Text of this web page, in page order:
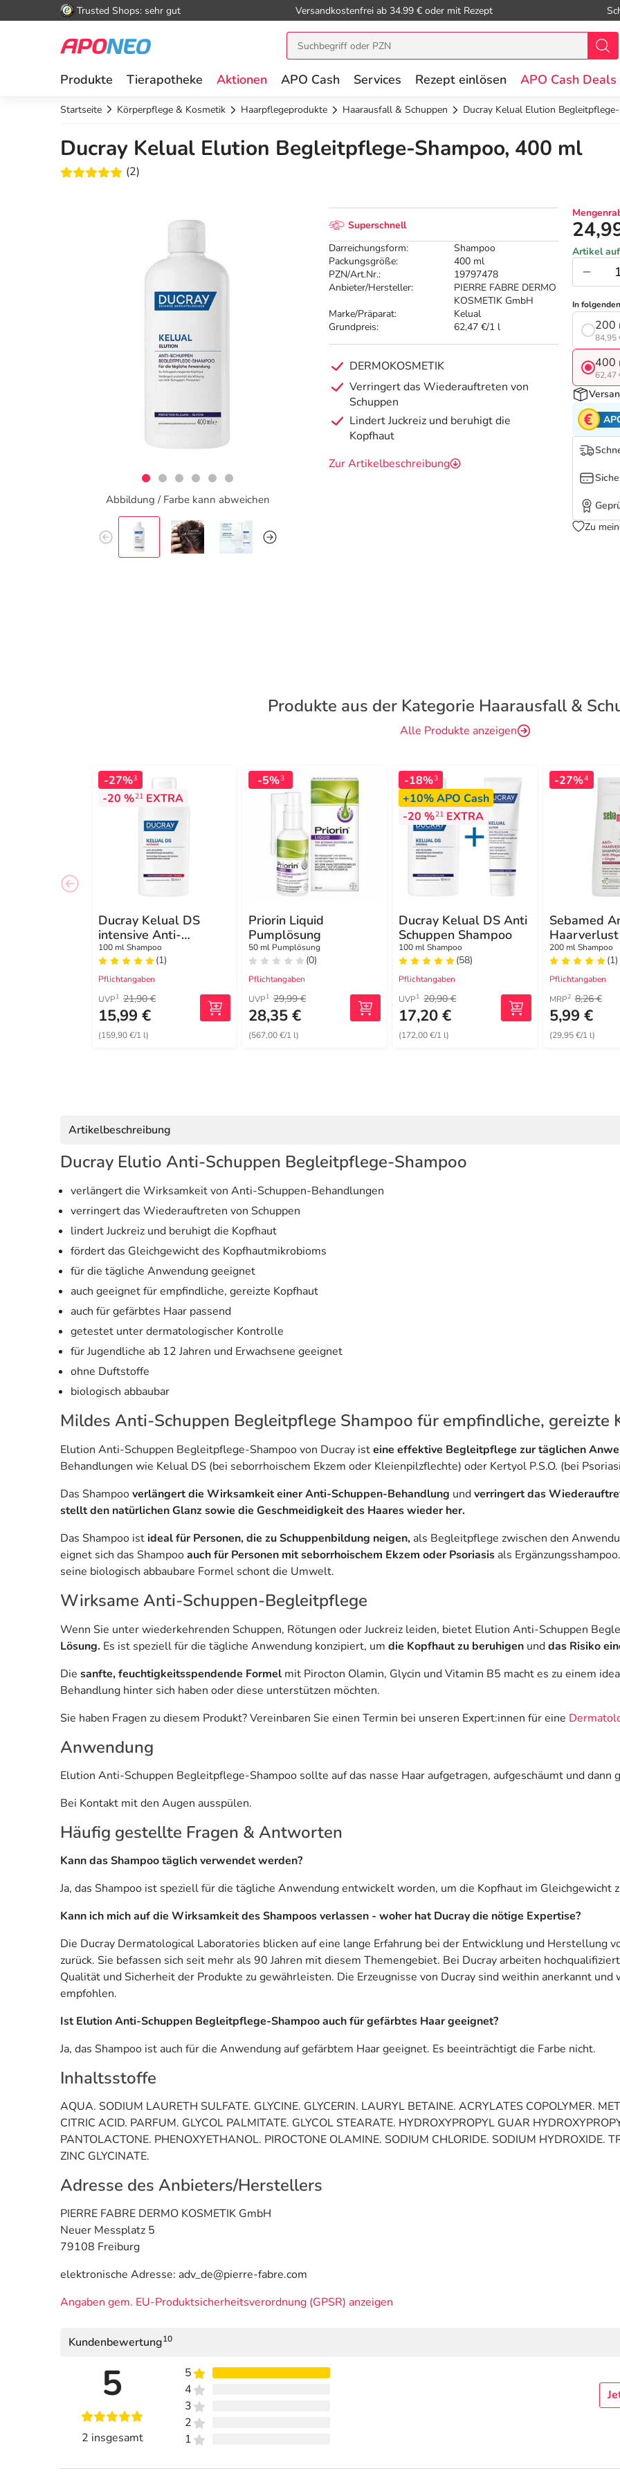
Trusted Shops: sehr gut Versandkostenfrei ab 34.99 € oder mit Rezept
Produkte Tierapotheke Aktionen APO Cash Services Rezept einlösen APO Cash Deals
Startseite Körperpflege & Kosmetik Haarpflegeprodukte Haarausfall & Schuppen Ducray Kelual Elution
Ducray Kelual Elution Begleitpflege-Shampoo, 400 ml
(2)
Abbildung / Farbe kann abweichen
Superschnell
Darreichungsform:
Shampoo
Packungsgröße:
400 ml
PZN/Art.Nr.:
19797478
Anbieter/Hersteller:
PIERRE FABRE DERMO
KOSMETIK GmbH
Marke/Präparat:
Kelual
Grundpreis:
62,47 €/1 l
DERMOKOSMETIK
Verringert das Wiederauftreten von
Schuppen
Lindert Juckreiz und beruhigt die
Kopfhaut
Zur Artikelbeschreibung
Artikel
In
200
84,95
400
62,47
Zu
Produkte aus der Kategorie Haarausfall &
Alle Produkte anzeigen
-27%3
-20 %21EXTRA
Ducray Kelual DS
intensive Anti-
Schuppen Shampoo
100 ml Shampoo
(1)
Pflichtangaben
UVP1 21,90 €
15,99 €
(159,90 €/1 l)
-5%3
Priorin Liquid
Pumplösung
50 ml Pumplösung
(0)
Pflichtangaben
UVP1 29,99 €
28,35 €
(567,00 €/1 l)
-18%3
+10%APO Cash
-20 %21 EXTRA
Ducray Kelual DS Anti
Schuppen Shampoo
100 ml Shampoo
(58)
Pflichtangaben
UVP1 20,90 €
17,20 €
(172,00 €/1 l)
-27%4
Sebamed
200 ml Shampoo
(1)
Pflichtangaben
MRP2 8,26 €
5,99 €
(29,95 €/1 l)
Artikelbeschreibung
Ducray Elutio Anti-Schuppen Begleitpflege-Shampoo
verlängert die Wirksamkeit von Anti-Schuppen-Behandlungen
verringert das Wiederauftreten von Schuppen
lindert Juckreiz und beruhigt die Kopfhaut
fördert das Gleichgewicht des Kopfhautmikrobioms
für die tägliche Anwendung geeignet
auch geeignet für empfindliche, gereizte Kopfhaut
auch für gefärbtes Haar passend
getestet unter dermatologischer Kontrolle
für Jugendliche ab 12 Jahren und Erwachsene geeignet
ohne Duftstoffe
biologisch abbaubar
Mildes Anti-Schuppen Begleitpflege Shampoo für empfindliche, gereizte
Elution Anti-Schuppen Begleitpflege-Shampoo von Ducray isteine effektive Begleitpflege zur täglichen
Behandlungen wie Kelual DS (bei seborrhoischem Ekzem oder Kleienpilzflechte) oder Kertyol P.S.O. (bei
Das Shampooverlängert die Wirksamkeit einer Anti-Schuppen-Behandlung undverringert das
stellt den natürlichen Glanz sowie die Geschmeidigkeit des Haares wieder her.
Das Shampoo istideal für Personen, die zu Schuppenbildung neigen, als Begleitpflege zwischen den
eignet sich das Shampooauch für Personen mit seborrhoischem Ekzem oder Psoriasis als
seine biologisch abbaubare Formel schont die Umwelt.
Wirksame Anti-Schuppen-Begleitpflege
Wenn Sie unter wiederkehrenden Schuppen, Rötungen oder Juckreiz leiden, bietet Elution Anti-Schuppen
Lösung. Es ist speziell für die tägliche Anwendung konzipiert, um die Kopfhaut zu beruhigen unddas Risiko
Die sanfte, feuchtigkeitsspendende Formel mit Pirocton Olamin, Glycin und Vitamin B5 macht es zu einem
Behandlung hinter sich haben oder diese unterstützen möchten.
Sie haben Fragen zu diesem Produkt? Vereinbaren Sie einen Termin bei unseren Expert:innen für eine
Anwendung
Elution Anti-Schuppen Begleitpflege-Shampoo sollte auf das nasse Haar aufgetragen, aufgeschäumt und dann
Bei Kontakt mit den Augen ausspülen.
Häufig gestellte Fragen & Antworten
Kann das Shampoo täglich verwendet werden?
Ja, das Shampoo ist speziell für die tägliche Anwendung entwickelt worden, um die Kopfhaut im Gleichgewicht
Kann ich mich auf die Wirksamkeit des Shampoos verlassen - woher hat Ducray die nötige Expertise?
Die Ducray Dermatological Laboratories blicken auf eine lange Erfahrung bei der Entwicklung und Herstellung
zurück. Sie befassen sich seit mehr als 90 Jahren mit diesem Themengebiet. Bei Ducray arbeiten
Qualität und Sicherheit der Produkte zu gewährleisten. Die Erzeugnisse von Ducray sind weithin anerkannt und
empfohlen.
Ist Elution Anti-Schuppen Begleitpflege-Shampoo auch für gefärbtes Haar geeignet?
Ja, das Shampoo ist auch für die Anwendung auf gefärbtem Haar geeignet. Es beeinträchtigt die Farbe nicht.
Inhaltsstoffe
AQUA. SODIUM LAURETH SULFATE. GLYCINE. GLYCERIN. LAURYL BETAINE. ACRYLATES COPOLYMER.
CITRIC ACID. PARFUM. GLYCOL PALMITATE. GLYCOL STEARATE. HYDROXYPROPYL GUAR
PANTOLACTONE. PHENOXYETHANOL. PIROCTONE OLAMINE. SODIUM CHLORIDE. SODIUM HYDROXIDE.
ZINC GLYCINATE.
Adresse des Anbieters/Herstellers
PIERRE FABRE DERMO KOSMETIK GmbH
Neuer Messplatz 5
79108 Freiburg
elektronische Adresse: adv_de@pierre-fabre.com
Angaben gem. EU-Produktsicherheitsverordnung (GPSR) anzeigen
Kundenbewertung10
5
2 insgesamt
5
4
3
2
1